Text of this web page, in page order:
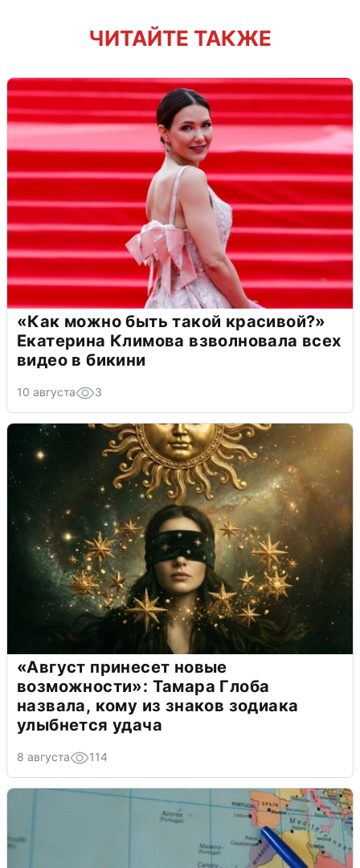
ЧИТАЙТЕ ТАКЖЕ
«Как можно быть такой красивой?»
Екатерина Климова взволновала всех
видео в бикини
10 августа 3
«Август принесет новые
возможности»: Тамара Глоба
назвала, кому из знаков зодиака
улыбнется удача
8 августа 114